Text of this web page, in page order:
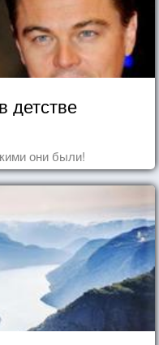
детстве
они были!